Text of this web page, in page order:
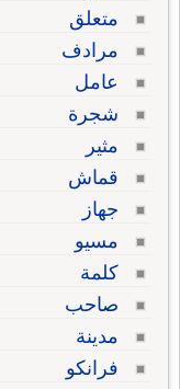
متعلق
مرادف
عامل
شجرة
مثير
قماش
جهاز
مسيو
كلمة
صاحب
مدينة
فرانكو